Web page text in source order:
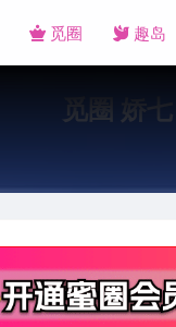
觅圈 趣岛
觅圈 娇